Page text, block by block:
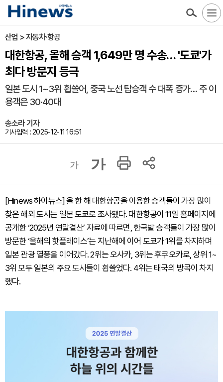
산업 > 자동차·항공
대한항공, 올해 승객 1,649만 명 수송… '도쿄'가
최다 방문지 등극
일본 도시 1~3위 휩쓸어, 중국 노선 탑승객 수 대폭 증가… 주 이
용객은 30·40대
송소라 기자
기사입력 : 2025-12-11 16:51
가 가
[Hinews 하이뉴스] 올 한 해 대한항공을 이용한 승객들이 가장 많이
찾은 해외 도시는 일본 도쿄로 조사됐다. 대한항공이 11일 홈페이지에
공개한 ‘2025년 연말결산’ 자료에 따르면, 한국발 승객들이 가장 많이
방문한 ‘올해의 핫플레이스’는 지난해에 이어 도쿄가 1위를 차지하며
일본 관광 열풍을 이어갔다. 2위는 오사카, 3위는 후쿠오카로, 상위 1~
3위 모두 일본의 주요 도시들이 휩쓸었다. 4위는 태국의 방콕이 차지
했다.